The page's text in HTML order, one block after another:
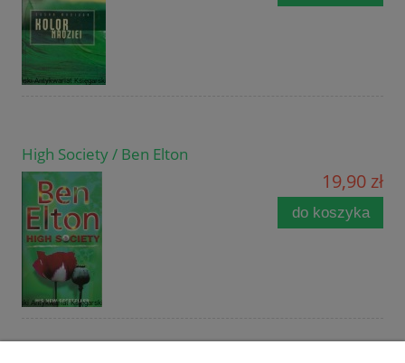
High Society / Ben Elton
19,90 zł
do koszyka